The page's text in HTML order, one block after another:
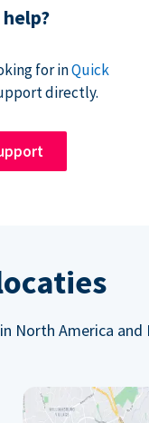
for inQuick
directly.
North America and